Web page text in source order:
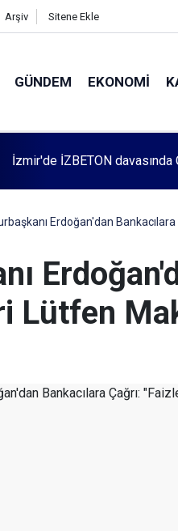
Arşiv Sitene Ekle
GÜNDEM EKONOMI
Cumartesi anneleri 1083.
Erdoğan'dan
Lütfen